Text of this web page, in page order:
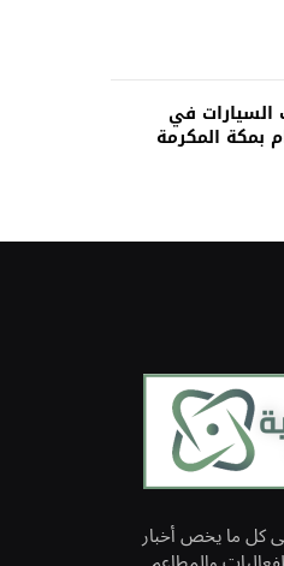
في
بمكة المكرمة
كل ما يخص أخبار